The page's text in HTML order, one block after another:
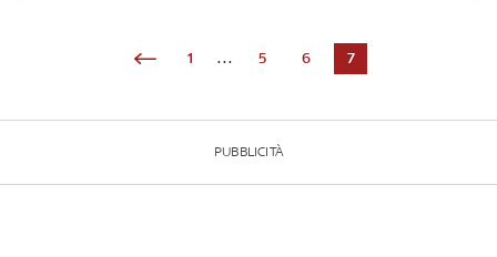
1 ... 5 6 7
PUBBLICITÀ